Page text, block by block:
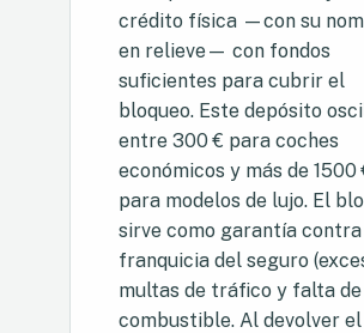
crédito física —con su
en relieve— con fondos
suficientes para cubrir el
bloqueo. Este depósito
entre 300 € para coches
económicos y más de 1500
para modelos de lujo. El
sirve como garantía
franquicia del seguro
multas de tráfico y falta de
combustible. Al devolver el